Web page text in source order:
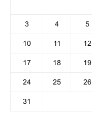
3 4 5
10 11 12
17 18 19
24 25 26
31